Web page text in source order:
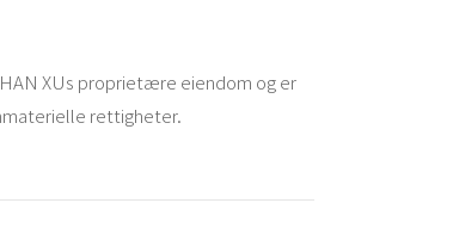
XUs proprietære eiendom og er
rettigheter.